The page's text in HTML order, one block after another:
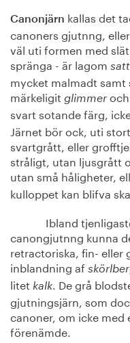
Canonjärn kallas det
canoners gjutnng,
väl uti formen med
spränga - är lagom satt
mycket malmadt samt
märkeligit glimmer och
svart sotande färg,
Järnet bör ock, uti
svartgrått, eller
stråligt, utan ljusgrått
utan små håligheter,
kulloppet kan blifva
Ibland tjenligaste
canongjutnng kunna
retractoriska, fin- eller
inblandning af
litet kalk. De grå
gjutningsjärn, som
canoner, om icke
förenämde.